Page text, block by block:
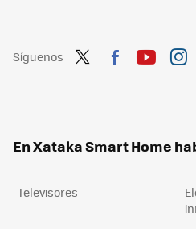
Síguenos
En Xataka Smart Home
Televisores